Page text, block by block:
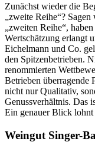
Zunächst wieder die
„zweite Reihe“?
„zweiten Reihe“,
Wertschätzung erlangt
Eichelmann und Co.
den Spitzenbetrieben.
renommierten
Betrieben überragende
nicht nur Qualitativ,
Genussverhältnis. Das
Ein genauer Blick lohnt
Weingut Singer-